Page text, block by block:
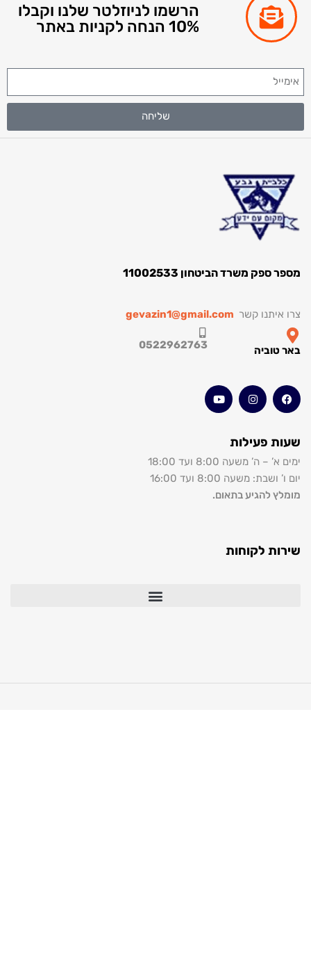
הרשמו לניוזלטר שלנו וקבלו
10% הנחה לקניות באתר
שליחה
משרד הביטחון 11002533
קשרgevazin1@gmail.com
0522962763
פעילות
– ה’ משעה 8:00 ועד 18:00
משעה 8:00 ועד 16:00
להגיע בתאום.
לקוחות